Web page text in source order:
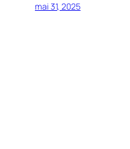
mai 31, 2025